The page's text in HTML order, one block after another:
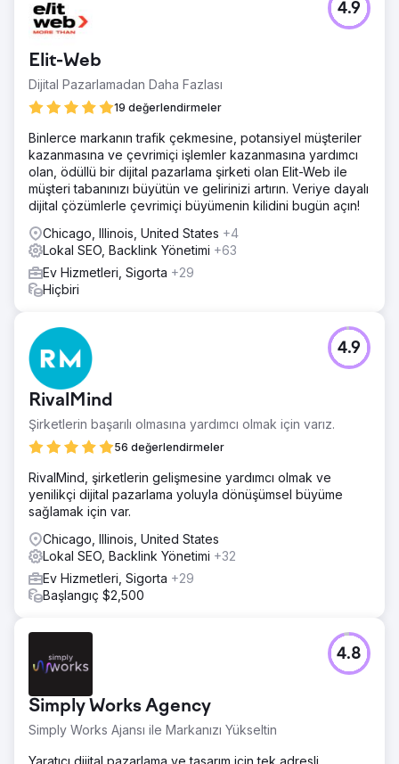
Elit-Web
Dijital Pazarlamadan Daha Fazlası
19 değerlendirmeler
4.9
Binlerce markanın trafik çekmesine, potansiyel müşteriler
kazanmasına ve çevrimiçi işlemler kazanmasına yardımcı
olan, ödüllü bir dijital pazarlama şirketi olan Elit-Web ile
müşteri tabanınızı büyütün ve gelirinizi artırın. Veriye dayalı
dijital çözümlerle çevrimiçi büyümenin kilidini bugün açın!
Chicago, Illinois, United States +4
Lokal SEO, Backlink Yönetimi +63
Ev Hizmetleri, Sigorta +29
Hiçbiri
RivalMind
Şirketlerin başarılı olmasına yardımcı olmak için varız.
56 değerlendirmeler
4.9
RivalMind, şirketlerin gelişmesine yardımcı olmak ve
yenilikçi dijital pazarlama yoluyla dönüşümsel büyüme
sağlamak için var.
Chicago, Illinois, United States
Lokal SEO, Backlink Yönetimi +32
Ev Hizmetleri, Sigorta +29
Başlangıç $2,500
Simply Works Agency
Simply Works Ajansı ile Markanızı Yükseltin
4.8
Yaratıcı dijital pazarlama ve tasarım için tek adresli